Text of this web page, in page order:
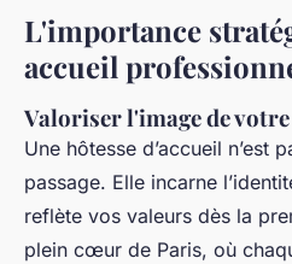
L'importance
accueil
Valoriser l'image de
Une hôtesse d’accueil n’est
passage. Elle incarne
reflète vos valeurs dès la
plein cœur de Paris, où